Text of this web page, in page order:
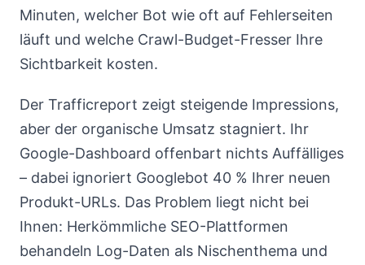
Minuten, welcher Bot wie oft auf Fehlerseiten
läuft und welche Crawl-Budget-Fresser Ihre
Sichtbarkeit kosten.
Der Trafficreport zeigt steigende Impressions,
aber der organische Umsatz stagniert. Ihr
Google-Dashboard offenbart nichts Auffälliges
– dabei ignoriert Googlebot 40 % Ihrer neuen
Produkt-URLs. Das Problem liegt nicht bei
Ihnen: Herkömmliche SEO-Plattformen
behandeln Log-Daten als Nischenthema und